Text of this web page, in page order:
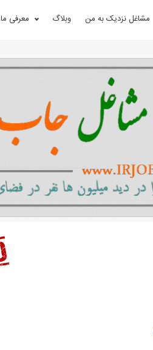
مشاغل نزدیک به من وبلاگ معرفی ما